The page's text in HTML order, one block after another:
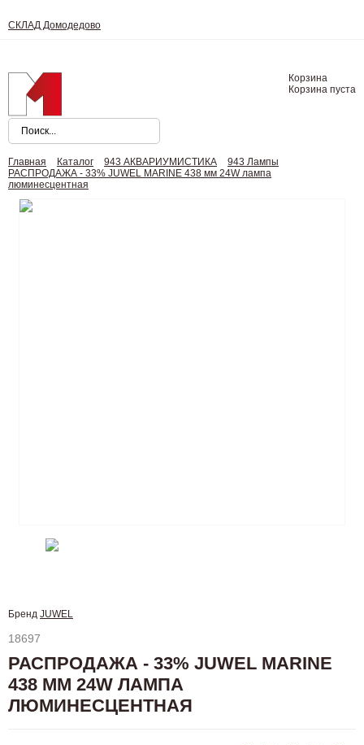
СКЛАД Домодедово
Корзина
Корзина пуста
Главная Каталог 943 АКВАРИУМИСТИКА
943 Лампы
РАСПРОДАЖА - 33% JUWEL MARINE 438 мм 24W лампа
люминесцентная
Бренд JUWEL
18697
РАСПРОДАЖА - 33% JUWEL MARINE
438 ММ 24W ЛАМПА
ЛЮМИНЕСЦЕНТНАЯ